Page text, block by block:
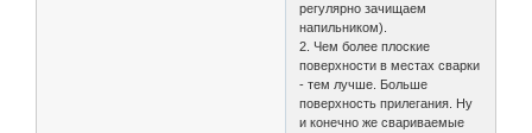
регулярно зачищаем
напильником).
2. Чем более плоские
поверхности в местах сварки
- тем лучше. Больше
поверхность прилегания. Ну
и конечно же свариваемые